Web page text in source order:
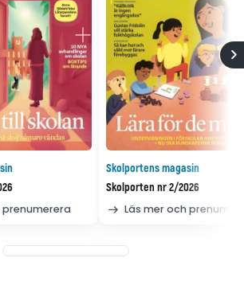
prenumerera
Skolportens magasin
Skolporten nr 2/2026
Läs mer och